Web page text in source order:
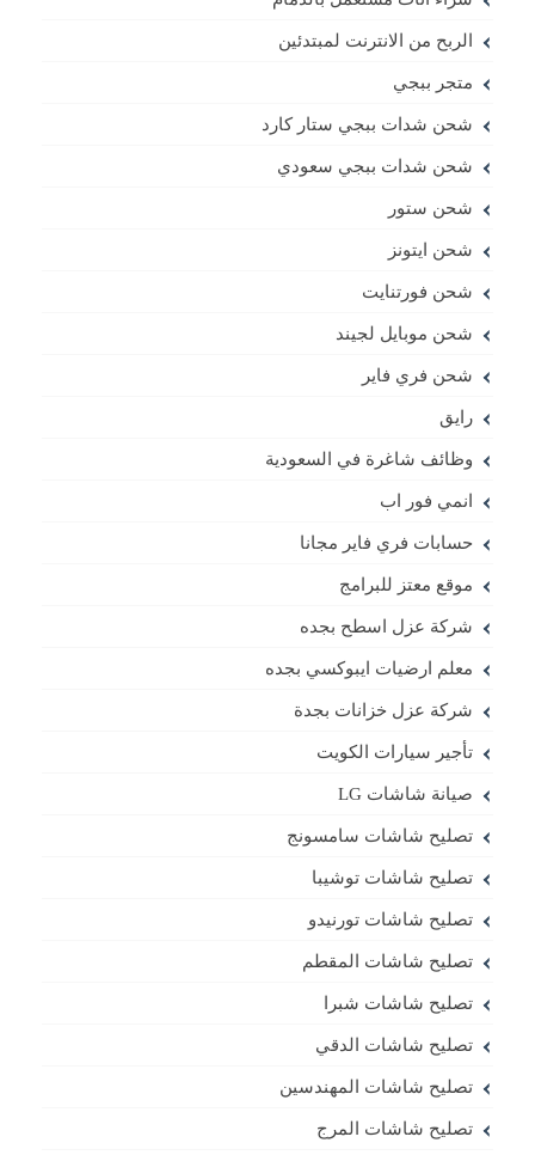
الربح من الانترنت لمبتدئين
متجر ببجي
شحن شدات ببجي ستار كارد
شحن شدات ببجي سعودي
شحن ستور
شحن ايتونز
شحن فورتنايت
شحن موبايل لجيند
شحن فري فاير
رايق
وظائف شاغرة في السعودية
انمي فور اب
حسابات فري فاير مجانا
موقع معتز للبرامج
شركة عزل اسطح بجده
معلم ارضيات ايبوكسي بجده
شركة عزل خزانات بجدة
تأجير سيارات الكويت
صيانة شاشات LG
تصليح شاشات سامسونج
تصليح شاشات توشيبا
تصليح شاشات تورنيدو
تصليح شاشات المقطم
تصليح شاشات شبرا
تصليح شاشات الدقي
تصليح شاشات المهندسين
تصليح شاشات المرج